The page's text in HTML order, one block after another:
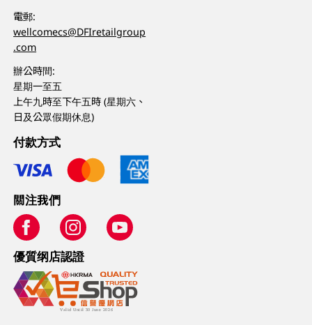
電郵:
wellcomecs@DFIretailgroup
.com
辦公時間:
星期一至五
上午九時至下午五時 (星期六、
日及公眾假期休息)
付款方式
關注我們
優質纲店認證